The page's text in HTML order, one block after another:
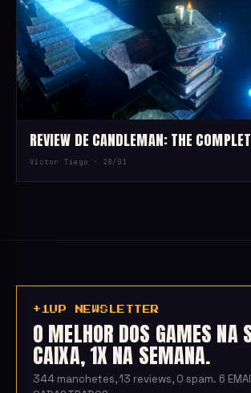
REVIEW DE CANDLEMAN: THE
Victor Tiago · 28/01
+1UP NEWSLETTER
O MELHOR DOS GAMES NA
CAIXA, 1X NA SEMANA.
344 manchetes, 13 reviews, 0 spam. 6